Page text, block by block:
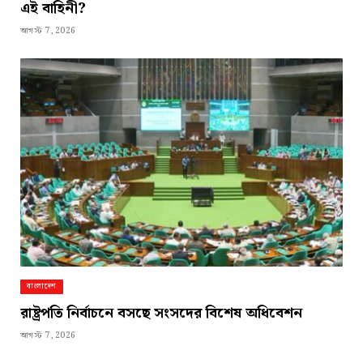
এই বাহিনী?
আগস্ট 7, 2026
বাংলাদেশ
রাষ্ট্রপতি নির্বাচনে বসছে সংসদের বিশেষ অধিবেশন
আগস্ট 7, 2026